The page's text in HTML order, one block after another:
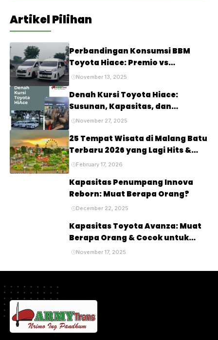
Artikel Pilihan
Perbandingan Konsumsi BBM
Toyota Hiace: Premio vs
Commuter vs Luxury, Mana yang
November 13, 2025
Denah Kursi Toyota Hiace:
Susunan, Kapasitas, dan
Kenyamanan Penumpang
November 27, 2025
25 Tempat Wisata di Malang Batu
Terbaru 2026 yang Lagi Hits &
Viral
February 17, 2026
Kapasitas Penumpang Innova
Reborn: Muat Berapa Orang?
December 22, 2025
Kapasitas Toyota Avanza: Muat
Berapa Orang & Cocok untuk
Siapa?
November 17, 2025